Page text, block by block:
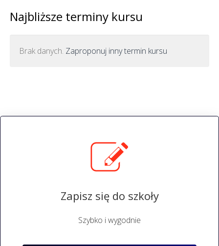
Najbliższe terminy kursu
Brak danych. Zaproponuj inny termin kursu
Zapisz się do szkoły
Szybko i wygodnie